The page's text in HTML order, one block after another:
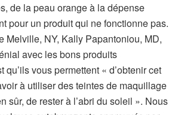
de la peau orange à la dépense
pour un produit qui ne fonctionne pas.
Melville, NY, Kally Papantoniou, MD,
avec les bons produits
qu’ils vous permettent « d’obtenir cet
à utiliser des teintes de maquillage
sûr, de rester à l’abri du soleil ». Nous